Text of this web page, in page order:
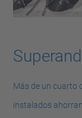
Más de un cuarto
instalados